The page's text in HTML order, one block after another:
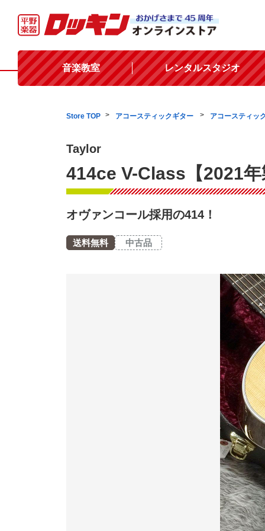
音楽教室 レンタルスタジオ
Store TOP アコースティックギター アコースティッ
Taylor
414ce V-Class【2021年
オヴァンコール採用の414！
送料無料 中古品